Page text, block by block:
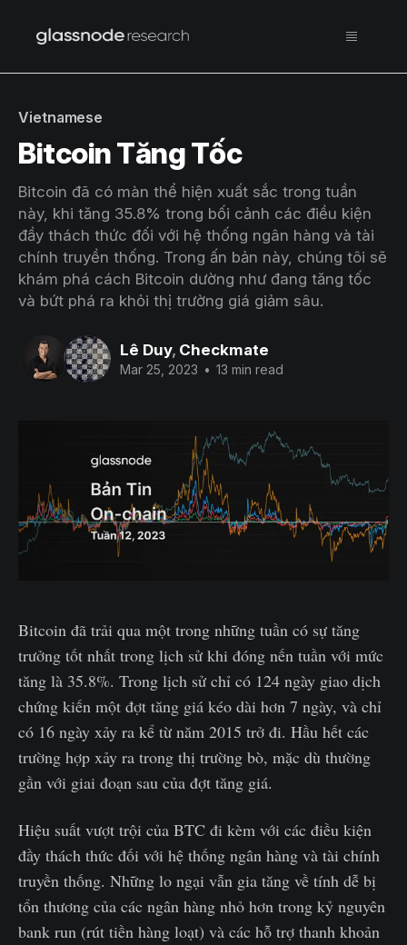
Vietnamese
Bitcoin Tăng Tốc
Bitcoin đã có màn thể hiện xuất sắc trong tuần
này, khi tăng 35.8% trong bối cảnh các điều kiện
đầy thách thức đối với hệ thống ngân hàng và tài
chính truyền thống. Trong ấn bản này, chúng tôi sẽ
khám phá cách Bitcoin dường như đang tăng tốc
và bứt phá ra khỏi thị trường giá giảm sâu.
Lê Duy, Checkmate
Mar 25, 2023 • 13 min read
Bitcoin đã trải qua một trong những tuần có sự tăng
trưởng tốt nhất trong lịch sử khi đóng nến tuần với mức
tăng là 35.8%. Trong lịch sử chỉ có 124 ngày giao dịch
chứng kiến một đợt tăng giá kéo dài hơn 7 ngày, và chỉ
có 16 ngày xảy ra kể từ năm 2015 trở đi. Hầu hết các
trường hợp xảy ra trong thị trường bò, mặc dù thường
gần với giai đoạn sau của đợt tăng giá.
Hiệu suất vượt trội của BTC đi kèm với các điều kiện
đầy thách thức đối với hệ thống ngân hàng và tài chính
truyền thống. Những lo ngại vẫn gia tăng về tính dễ bị
tổn thương của các ngân hàng nhỏ hơn trong kỷ nguyên
bank run (rút tiền hàng loạt) và các hỗ trợ thanh khoản